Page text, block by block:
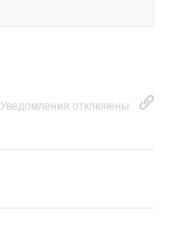
Уведомления отключены